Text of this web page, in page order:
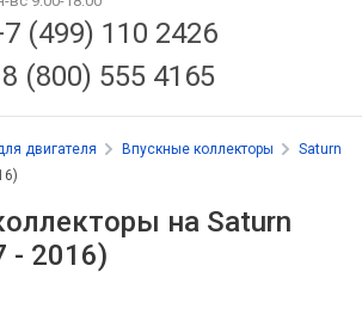
(499) 110 2426
8 (800) 555 4165
двигателя Впускные коллекторы
Saturn
на Saturn
- 2016)